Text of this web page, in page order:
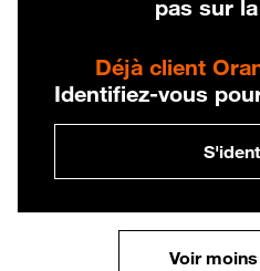
pas sur
Déjà client
Identifiez-vous
Voir